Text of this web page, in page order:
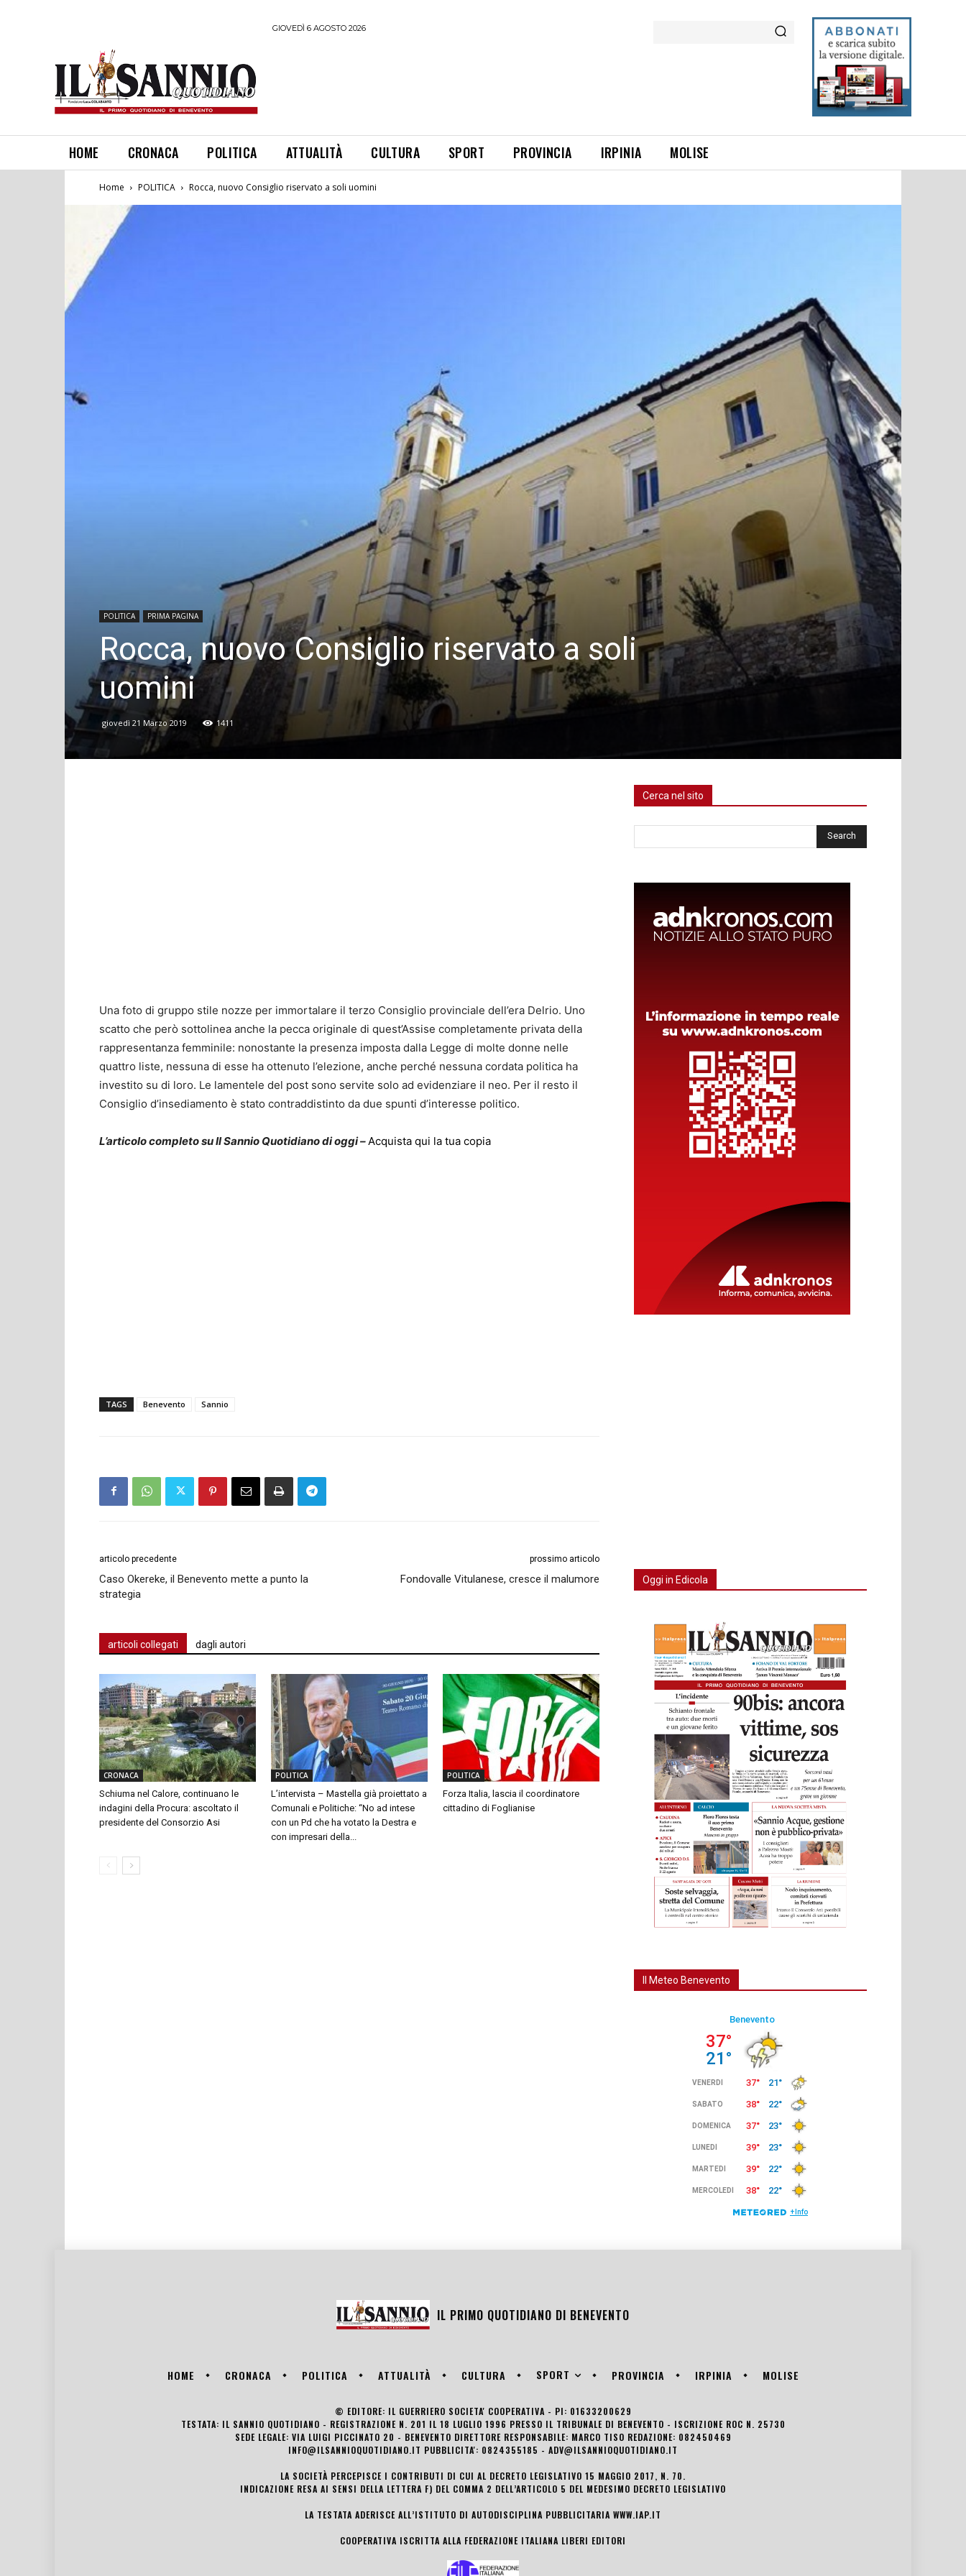
GIOVEDÌ 6 AGOSTO 2026
HOME CRONACA POLITICA ATTUALITÀ CULTURA SPORT PROVINCIA IRPINIA MOLISE
Home POLITICA Rocca, nuovo Consiglio riservato a soli uomini
POLITICA PRIMA PAGINA
Rocca, nuovo Consiglio riservato a soli
uomini
giovedì 21 Marzo 2019 1411
Una foto di gruppo stile nozze per immortalare il terzo Consiglio provinciale dell’era Delrio. Uno
scatto che però sottolinea anche la pecca originale di quest’Assise completamente privata della
rappresentanza femminile: nonostante la presenza imposta dalla Legge di molte donne nelle
quattro liste, nessuna di esse ha ottenuto l’elezione, anche perché nessuna cordata politica ha
investito su di loro. Le lamentele del post sono servite solo ad evidenziare il neo. Per il resto il
Consiglio d’insediamento è stato contraddistinto da due spunti d’interesse politico.
L’articolo completo su Il Sannio Quotidiano di oggi – Acquista qui la tua copia
TAGS Benevento Sannio
articolo precedente
Caso Okereke, il Benevento mette a punto la
strategia
prossimo articolo
Fondovalle Vitulanese, cresce il malumore
articoli collegati dagli autori
CRONACA
Schiuma nel Calore, continuano le
indagini della Procura: ascoltato il
presidente del Consorzio Asi
POLITICA
L’intervista – Mastella già proiettato a
Comunali e Politiche: “No ad intese
con un Pd che ha votato la Destra e
con impresari della...
POLITICA
Forza Italia, lascia il coordinatore
cittadino di Foglianise
Cerca nel sito
Oggi in Edicola
Il Meteo Benevento
IL PRIMO QUOTIDIANO DI BENEVENTO
HOME CRONACA POLITICA ATTUALITÀ CULTURA SPORT PROVINCIA IRPINIA MOLISE
© EDITORE: IL GUERRIERO SOCIETA' COOPERATIVA - PI: 01633200629
TESTATA: IL SANNIO QUOTIDIANO - REGISTRAZIONE N. 201 IL 18 LUGLIO 1996 PRESSO IL TRIBUNALE DI BENEVENTO - ISCRIZIONE ROC N. 25730
SEDE LEGALE: VIA LUIGI PICCINATO 20 - BENEVENTO DIRETTORE RESPONSABILE: MARCO TISO REDAZIONE: 082450469
INFO@ILSANNIOQUOTIDIANO.IT PUBBLICITA': 0824355185 - ADV@ILSANNIOQUOTIDIANO.IT
LA SOCIETÀ PERCEPISCE I CONTRIBUTI DI CUI AL DECRETO LEGISLATIVO 15 MAGGIO 2017, N. 70.
INDICAZIONE RESA AI SENSI DELLA LETTERA F) DEL COMMA 2 DELL’ARTICOLO 5 DEL MEDESIMO DECRETO LEGISLATIVO
LA TESTATA ADERISCE ALL’ISTITUTO DI AUTODISCIPLINA PUBBLICITARIA WWW.IAP.IT
COOPERATIVA ISCRITTA ALLA FEDERAZIONE ITALIANA LIBERI EDITORI